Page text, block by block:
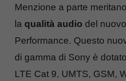
Menzione a parte
la qualità audio del
Performance. Questo
di gamma di Sony è
LTE Cat 9, UMTS, GSM,